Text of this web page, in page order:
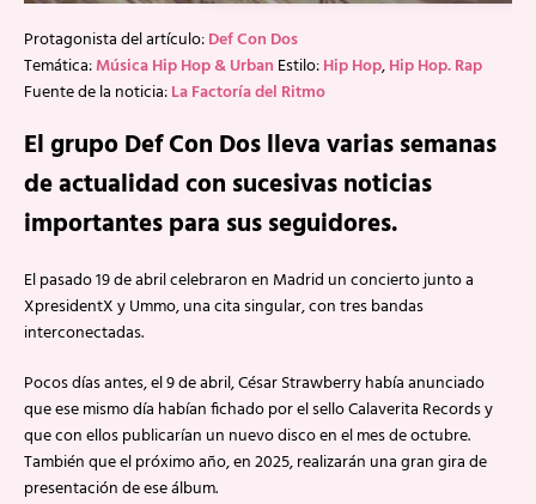
Protagonista del artículo:Def Con Dos
Temática:Música Hip Hop & Urban Estilo:Hip Hop,Hip Hop. Rap
Fuente de la noticia:La Factoría del Ritmo
El grupo Def Con Dos lleva varias semanas
de actualidad con sucesivas noticias
importantes para sus seguidores.
El pasado 19 de abril celebraron en Madrid un concierto junto a
XpresidentX y Ummo, una cita singular, con tres bandas
interconectadas.
Pocos días antes, el 9 de abril, César Strawberry había anunciado
que ese mismo día habían fichado por el sello Calaverita Records y
que con ellos publicarían un nuevo disco en el mes de octubre.
También que el próximo año, en 2025, realizarán una gran gira de
presentación de ese álbum.